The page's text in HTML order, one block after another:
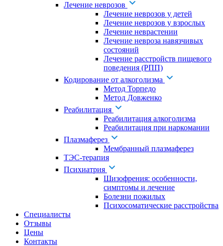
Лечение неврозов
Лечение неврозов у детей
Лечение неврозов у взрослых
Лечение неврастении
Лечение невроза навязчивых
состояний
Лечение расстройств пищевого
поведения (РПП)
Кодирование от алкоголизма
Метод Торпедо
Метод Довженко
Реабилитация
Реабилитация алкоголизма
Реабилитация при наркомании
Плазмаферез
Мембранный плазмаферез
ТЭС-терапия
Психиатрия
Шизофрения: особенности,
симптомы и лечение
Болезни пожилых
Психосоматические расстройства
Специалисты
Отзывы
Цены
Контакты